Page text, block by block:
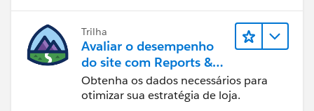
Trilha
Avaliar o desempenho
do site com Reports &
Dashboards do B2C
Commerce
Obtenha os dados necessários para
otimizar sua estratégia de loja.